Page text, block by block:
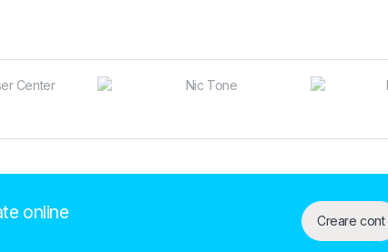
online Creare cont